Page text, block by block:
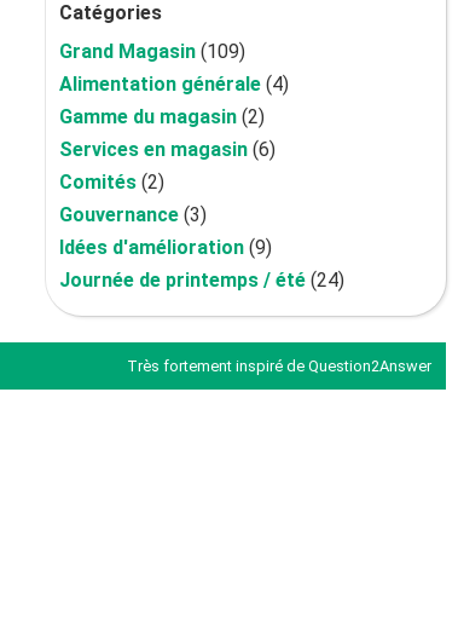
Catégories
Grand Magasin (109)
Alimentation générale (4)
Gamme du magasin (2)
Services en magasin (6)
Comités (2)
Gouvernance (3)
Idées d'amélioration (9)
Journée de printemps / été (24)
Très fortement inspiré de Question2Answer